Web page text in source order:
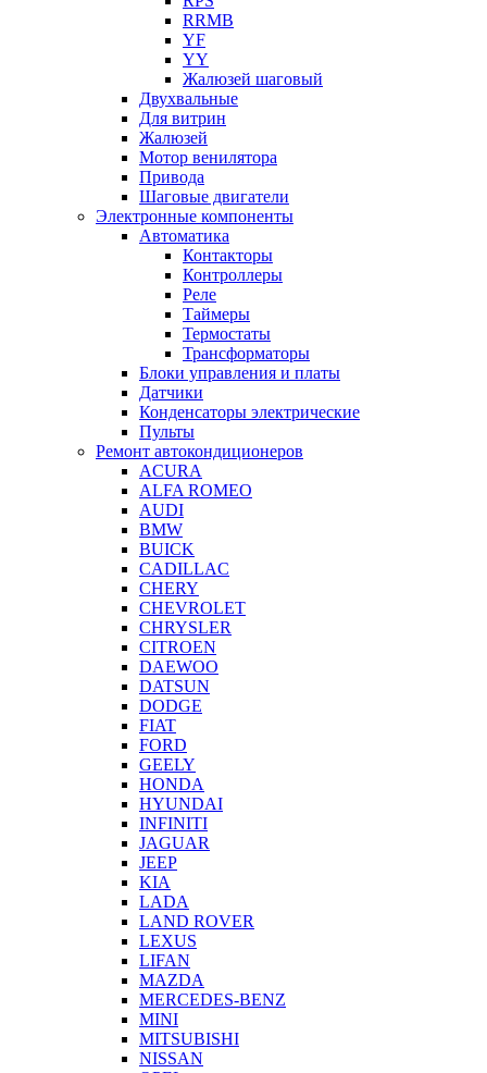
RRMB
YF
YY
Жалюзей шаговый
Двухвальные
Для витрин
Жалюзей
Мотор венилятора
Привода
Шаговые двигатели
Электронные компоненты
Автоматика
Контакторы
Контроллеры
Реле
Таймеры
Термостаты
Трансформаторы
Блоки управления и платы
Датчики
Конденсаторы электрические
Пульты
Ремонт автокондиционеров
ACURA
ALFA ROMEO
AUDI
BMW
BUICK
CADILLAC
CHERY
CHEVROLET
CHRYSLER
CITROEN
DAEWOO
DATSUN
DODGE
FIAT
FORD
GEELY
HONDA
HYUNDAI
INFINITI
JAGUAR
JEEP
KIA
LADA
LAND ROVER
LEXUS
LIFAN
MAZDA
MERCEDES-BENZ
MINI
MITSUBISHI
NISSAN